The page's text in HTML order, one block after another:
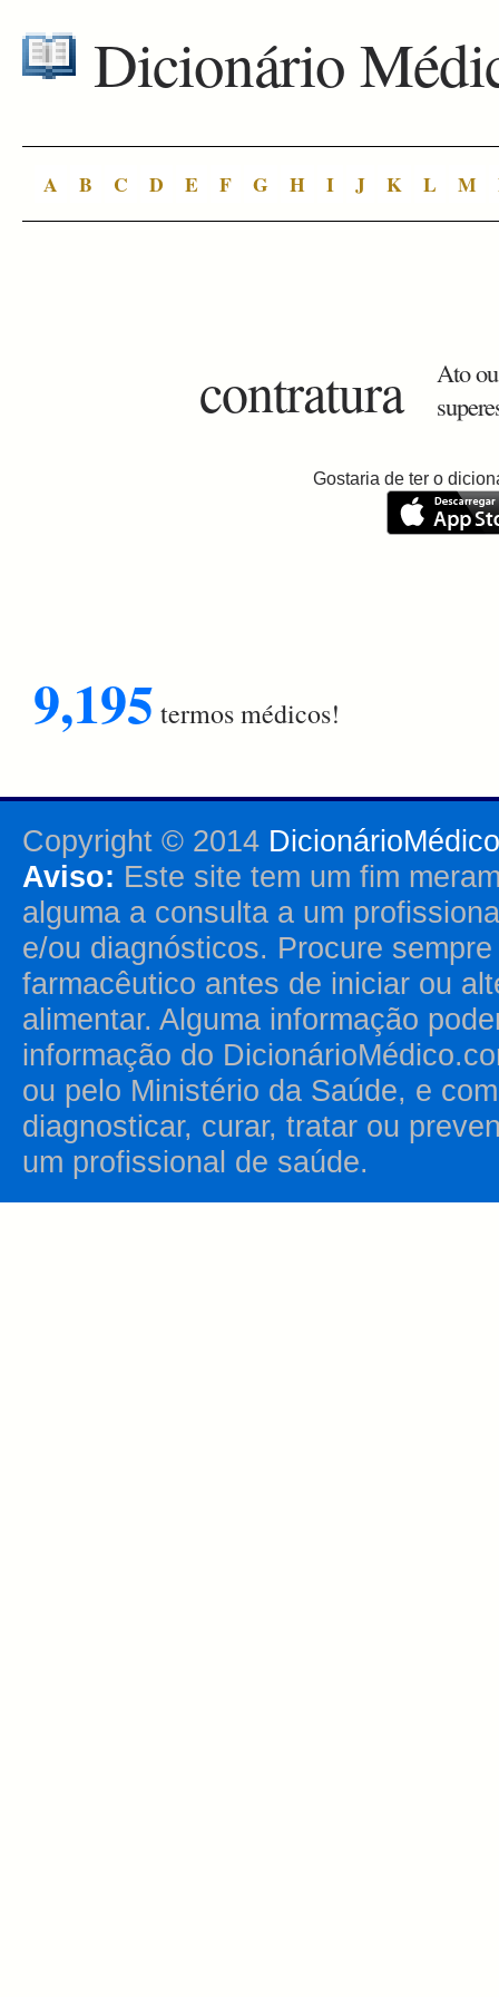
Dicionário
A B C D E F G H I J K L M
contratura
Ato
Gostaria de ter o
9,195 termos médicos!
Copyright © 2014
Aviso: Este site tem um fim
alguma a consulta a um
e/ou diagnósticos. Procure
farmacêutico antes de iniciar ou
alimentar. Alguma informação
informação do
ou pelo Ministério da Saúde, e
diagnosticar, curar, tratar ou
um profissional de saúde.